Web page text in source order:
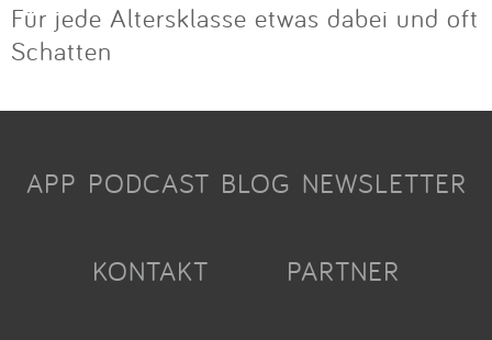
Für jede Altersklasse etwas dabei und oft
Schatten
APP PODCAST BLOG NEWSLETTER
KONTAKT PARTNER